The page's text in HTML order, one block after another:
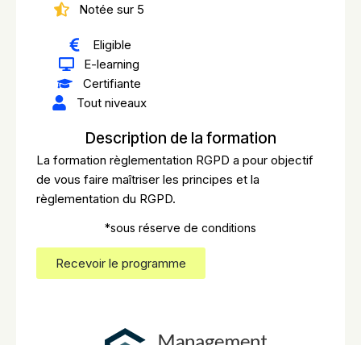
Notée sur 5
Eligible
E-learning
Certifiante
Tout niveaux
Description de la formation
La formation règlementation RGPD a pour objectif
de vous faire maîtriser les principes et la
règlementation du RGPD.
*sous réserve de conditions
Recevoir le programme